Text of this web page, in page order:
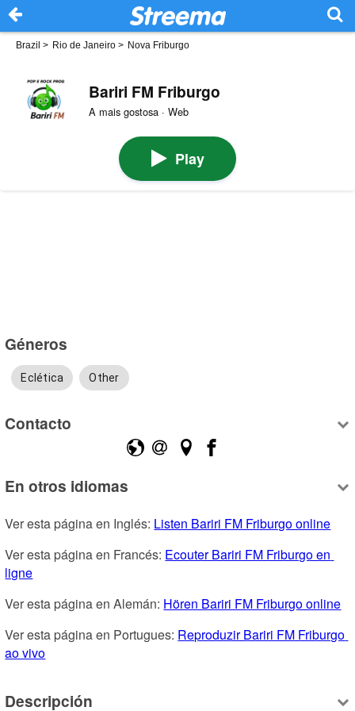
Brazil > Rio de Janeiro > Nova Friburgo
Bariri FM Friburgo
A mais gostosa · Web
Play
Géneros
Eclética Other
Contacto
En otros idiomas
Ver esta página en Inglés: Listen Bariri FM Friburgo online
Ver esta página en Francés: Ecouter Bariri FM Friburgo en
ligne
Ver esta página en Alemán: Hören Bariri FM Friburgo online
Ver esta página en Portugues: Reproduzir Bariri FM Friburgo
ao vivo
Descripción